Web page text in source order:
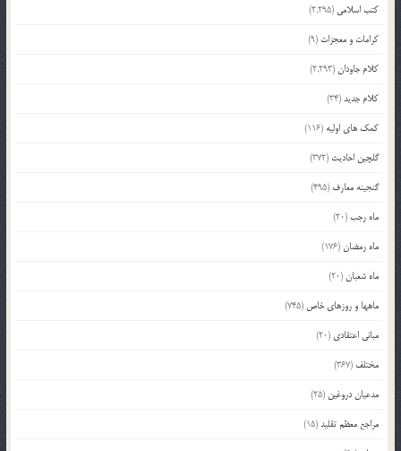
کتب اسلامی (2,295)
کرامات و معجزات (9)
کلام جاودان(2,293)
کلام جدید(34)
کمک های اولیه (116)
گلچین احادیث (372)
گنجینه معارف (495)
ماه رجب(20)
ماه رمضان(176)
ماه شعبان(20)
ماهها و روزهای خاص (745)
مبانی اعتقادی (20)
مختلف (367)
مدعیان دروغین (25)
مراجع معظم تقلید(15)